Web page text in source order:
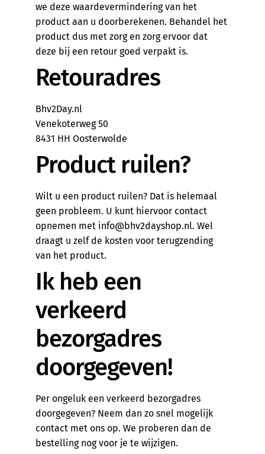
we deze waardevermindering van het
product aan u doorberekenen. Behandel het
product dus met zorg en zorg ervoor dat
deze bij een retour goed verpakt is.
Retouradres
Bhv2Day.nl
Venekoterweg 50
8431 HH Oosterwolde
Product ruilen?
Wilt u een product ruilen? Dat is helemaal
geen probleem. U kunt hiervoor contact
opnemen met info@bhv2dayshop.nl. Wel
draagt u zelf de kosten voor terugzending
van het product.
Ik heb een
verkeerd
bezorgadres
doorgegeven!
Per ongeluk een verkeerd bezorgadres
doorgegeven? Neem dan zo snel mogelijk
contact met ons op. We proberen dan de
bestelling nog voor je te wijzigen.